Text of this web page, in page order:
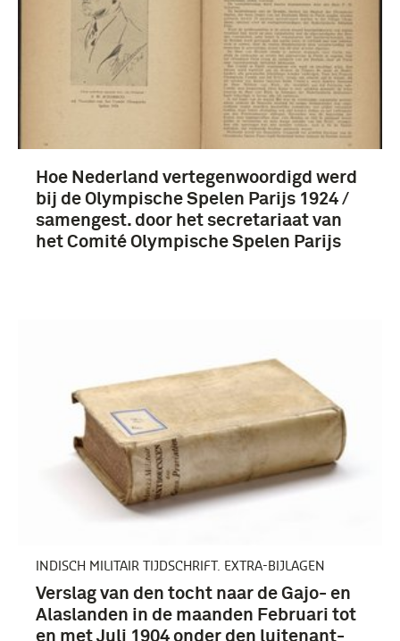
Rode Kruis (115)
Koninklijke Landmacht (1813/1814-heden) (27)
(18)
Volkenbond (1920-1946) (8)
Meer
Nederlands-Indië (52)
Duitsland (51)
Keizerrijk Duitsland (1870-1918) (14)
Hoe Nederland vertegenwoordigd werd
bij de Olympische Spelen Parijs 1924 /
samengest. door het secretariaat van
het Comité Olympische Spelen Parijs
INDISCH MILITAIR TIJDSCHRIFT. EXTRA-BIJLAGEN
Verslag van den tocht naar de Gajo- en
Alaslanden in de maanden Februari tot
en met Juli 1904 onder den luitenant-